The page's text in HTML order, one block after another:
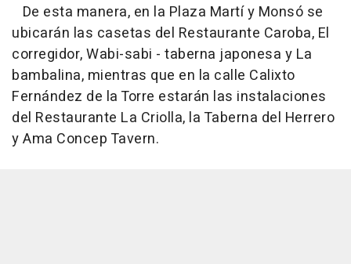
De esta manera, en la Plaza Martí y Monsó se
ubicarán las casetas del Restaurante Caroba, El
corregidor, Wabi-sabi - taberna japonesa y La
bambalina, mientras que en la calle Calixto
Fernández de la Torre estarán las instalaciones
del Restaurante La Criolla, la Taberna del Herrero
y Ama Concep Tavern.